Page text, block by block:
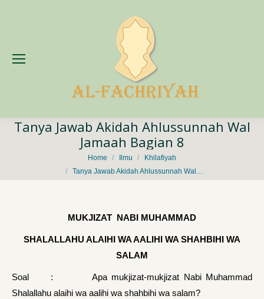
Tanya Jawab Akidah Ahlussunnah Wal
Jamaah Bagian 8
Home Ilmu
Khilafiyah
Tanya Jawab Akidah Ahlussunnah Wal…
MUKJIZAT NABI MUHAMMAD
SHALALLAHU ALAIHI WA AALIHI WA SHAHBIHI WA
SALAM
Soal : Apa mukjizat-mukjizat Nabi Muhammad
Shalallahu alaihi wa aalihi wa shahbihi wa salam?